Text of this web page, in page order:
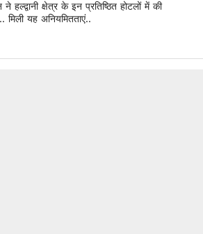
ने हल्द्वानी क्षेत्र के इन प्रतिष्ठित होटलों में की
मिली यह अनियमितताएं..